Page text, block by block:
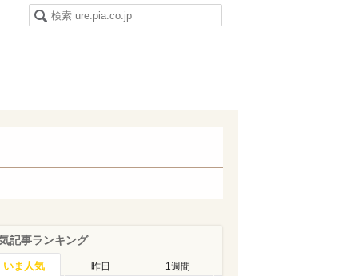
記事ランキング
いま人気 昨日 1週間